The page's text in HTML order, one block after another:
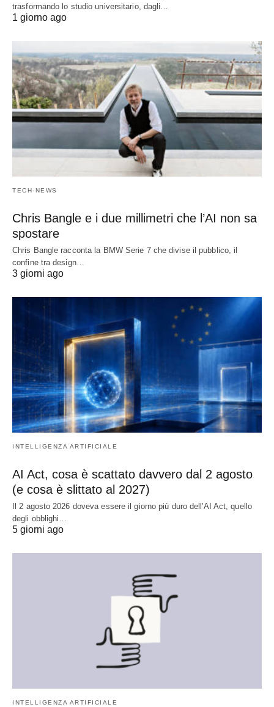
trasformando lo studio universitario, dagli…
1 giorno ago
TECH-NEWS
Chris Bangle e i due millimetri che l’AI non sa
spostare
Chris Bangle racconta la BMW Serie 7 che divise il pubblico, il
confine tra design…
3 giorni ago
INTELLIGENZA ARTIFICIALE
AI Act, cosa è scattato davvero dal 2 agosto
(e cosa è slittato al 2027)
Il 2 agosto 2026 doveva essere il giorno più duro dell'AI Act, quello
degli obblighi…
5 giorni ago
INTELLIGENZA ARTIFICIALE